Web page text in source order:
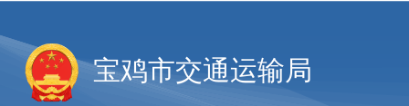
宝鸡市交通运输局